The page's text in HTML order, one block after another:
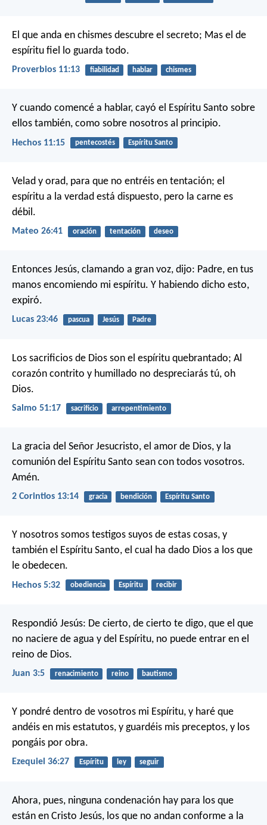
El que anda en chismes descubre el secreto; Mas el de
espíritu fiel lo guarda todo.
Proverbios 11:13 fiabilidad hablar chismes
Y cuando comencé a hablar, cayó el Espíritu Santo sobre
ellos también, como sobre nosotros al principio.
Hechos 11:15 pentecostés Espíritu Santo
Velad y orad, para que no entréis en tentación; el
espíritu a la verdad está dispuesto, pero la carne es
débil.
Mateo 26:41 oración tentación deseo
Entonces Jesús, clamando a gran voz, dijo: Padre, en tus
manos encomiendo mi espíritu. Y habiendo dicho esto,
expiró.
Lucas 23:46 pascua Jesús Padre
Los sacrificios de Dios son el espíritu quebrantado; Al
corazón contrito y humillado no despreciarás tú, oh
Dios.
Salmo 51:17 sacrificio arrepentimiento
La gracia del Señor Jesucristo, el amor de Dios, y la
comunión del Espíritu Santo sean con todos vosotros.
Amén.
2 Corintios 13:14 gracia bendición Espíritu Santo
Y nosotros somos testigos suyos de estas cosas, y
también el Espíritu Santo, el cual ha dado Dios a los que
le obedecen.
Hechos 5:32 obediencia Espíritu recibir
Respondió Jesús: De cierto, de cierto te digo, que el que
no naciere de agua y del Espíritu, no puede entrar en el
reino de Dios.
Juan 3:5 renacimiento reino bautismo
Y pondré dentro de vosotros mi Espíritu, y haré que
andéis en mis estatutos, y guardéis mis preceptos, y los
pongáis por obra.
Ezequiel 36:27 Espíritu ley seguir
Ahora, pues, ninguna condenación hay para los que
están en Cristo Jesús, los que no andan conforme a la